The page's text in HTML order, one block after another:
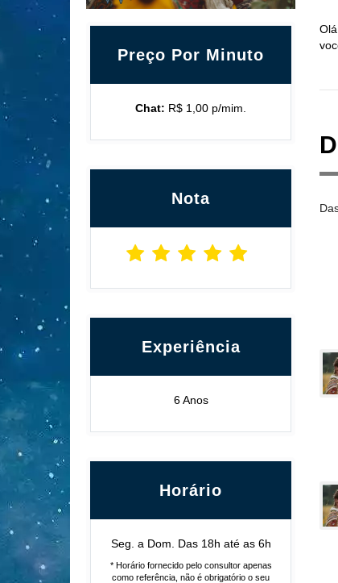
Preço Por Minuto
Chat: R$ 1,00 p/mim.
Nota
Experiência
6 Anos
Horário
Seg. a Dom. Das 18h até as 6h
* Horário fornecido pelo consultor apenas
como referência, não é obrigatório o seu